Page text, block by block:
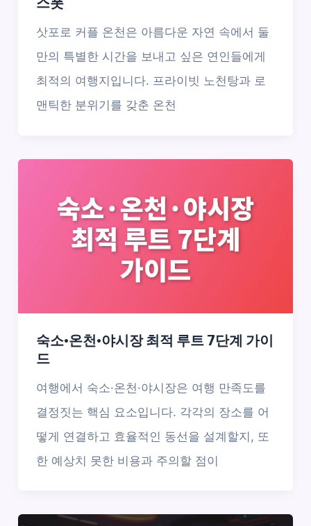
삿포로 커플 온천은 아름다운 자연 속에서 둘
만의 특별한 시간을 보내고 싶은 연인들에게
최적의 여행지입니다. 프라이빗 노천탕과 로
맨틱한 분위기를 갖춘 온천
숙소·온천·야시장 최적 루트 7단계 가이
드
여행에서 숙소·온천·야시장은 여행 만족도를
결정짓는 핵심 요소입니다. 각각의 장소를 어
떻게 연결하고 효율적인 동선을 설계할지, 또
한 예상치 못한 비용과 주의할 점이